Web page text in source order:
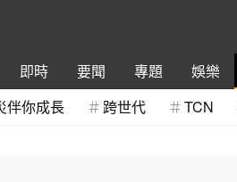
即時 要聞 專題 娛樂
伴你成長 跨世代 TCN